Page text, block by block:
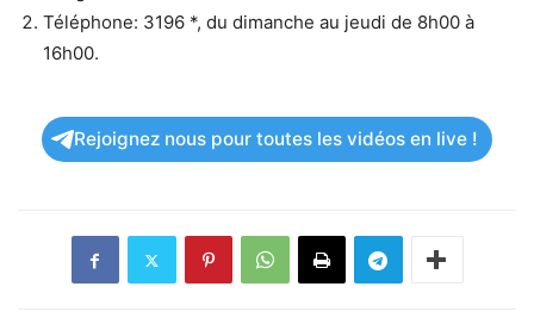
Téléphone: 3196 *, du dimanche au jeudi de 8h00 à
16h00.
Rejoignez nous pour toutes les vidéos en live !